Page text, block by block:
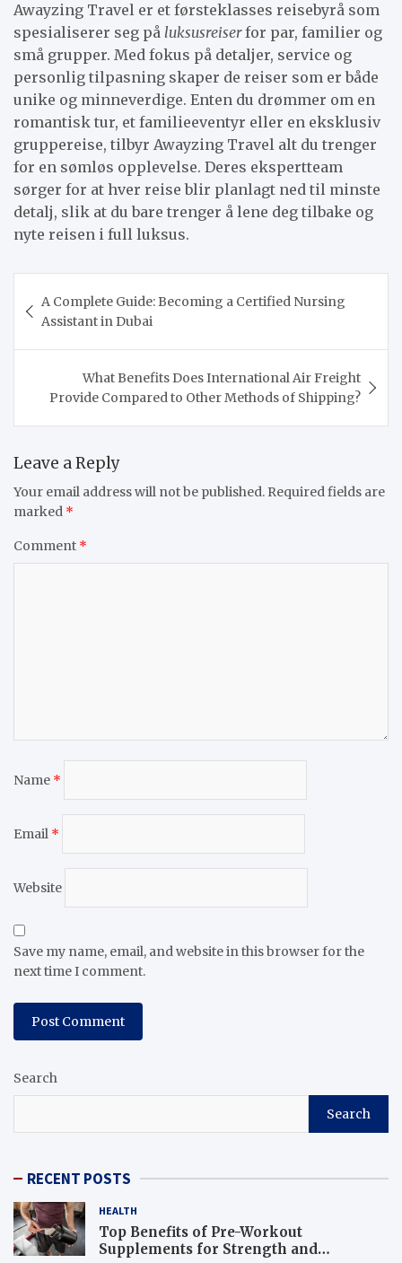
Awayzing Travel er et førsteklasses reisebyrå som
spesialiserer seg på luksusreiserfor par, familier og
små grupper. Med fokus på detaljer, service og
personlig tilpasning skaper de reiser som er både
unike og minneverdige. Enten du drømmer om en
romantisk tur, et familieeventyr eller en eksklusiv
gruppereise, tilbyr Awayzing Travel alt du trenger
for en sømløs opplevelse. Deres ekspertteam
sørger for at hver reise blir planlagt ned til minste
detalj, slik at du bare trenger å lene deg tilbake og
nyte reisen i full luksus.
navigation
A Complete Guide: Becoming a Certified Nursing
Assistant in Dubai
What Benefits Does International Air Freight
Provide Compared to Other Methods of Shipping?
Leave a Reply
Your email address will not be published. Required fields are
marked *
Comment *
Name *
Email *
Website
Save my name, email, and website in this browser for the
next time I comment.
Search
Search
RECENT POSTS
HEALTH
Top Benefits of Pre-Workout
Supplements for Strength and